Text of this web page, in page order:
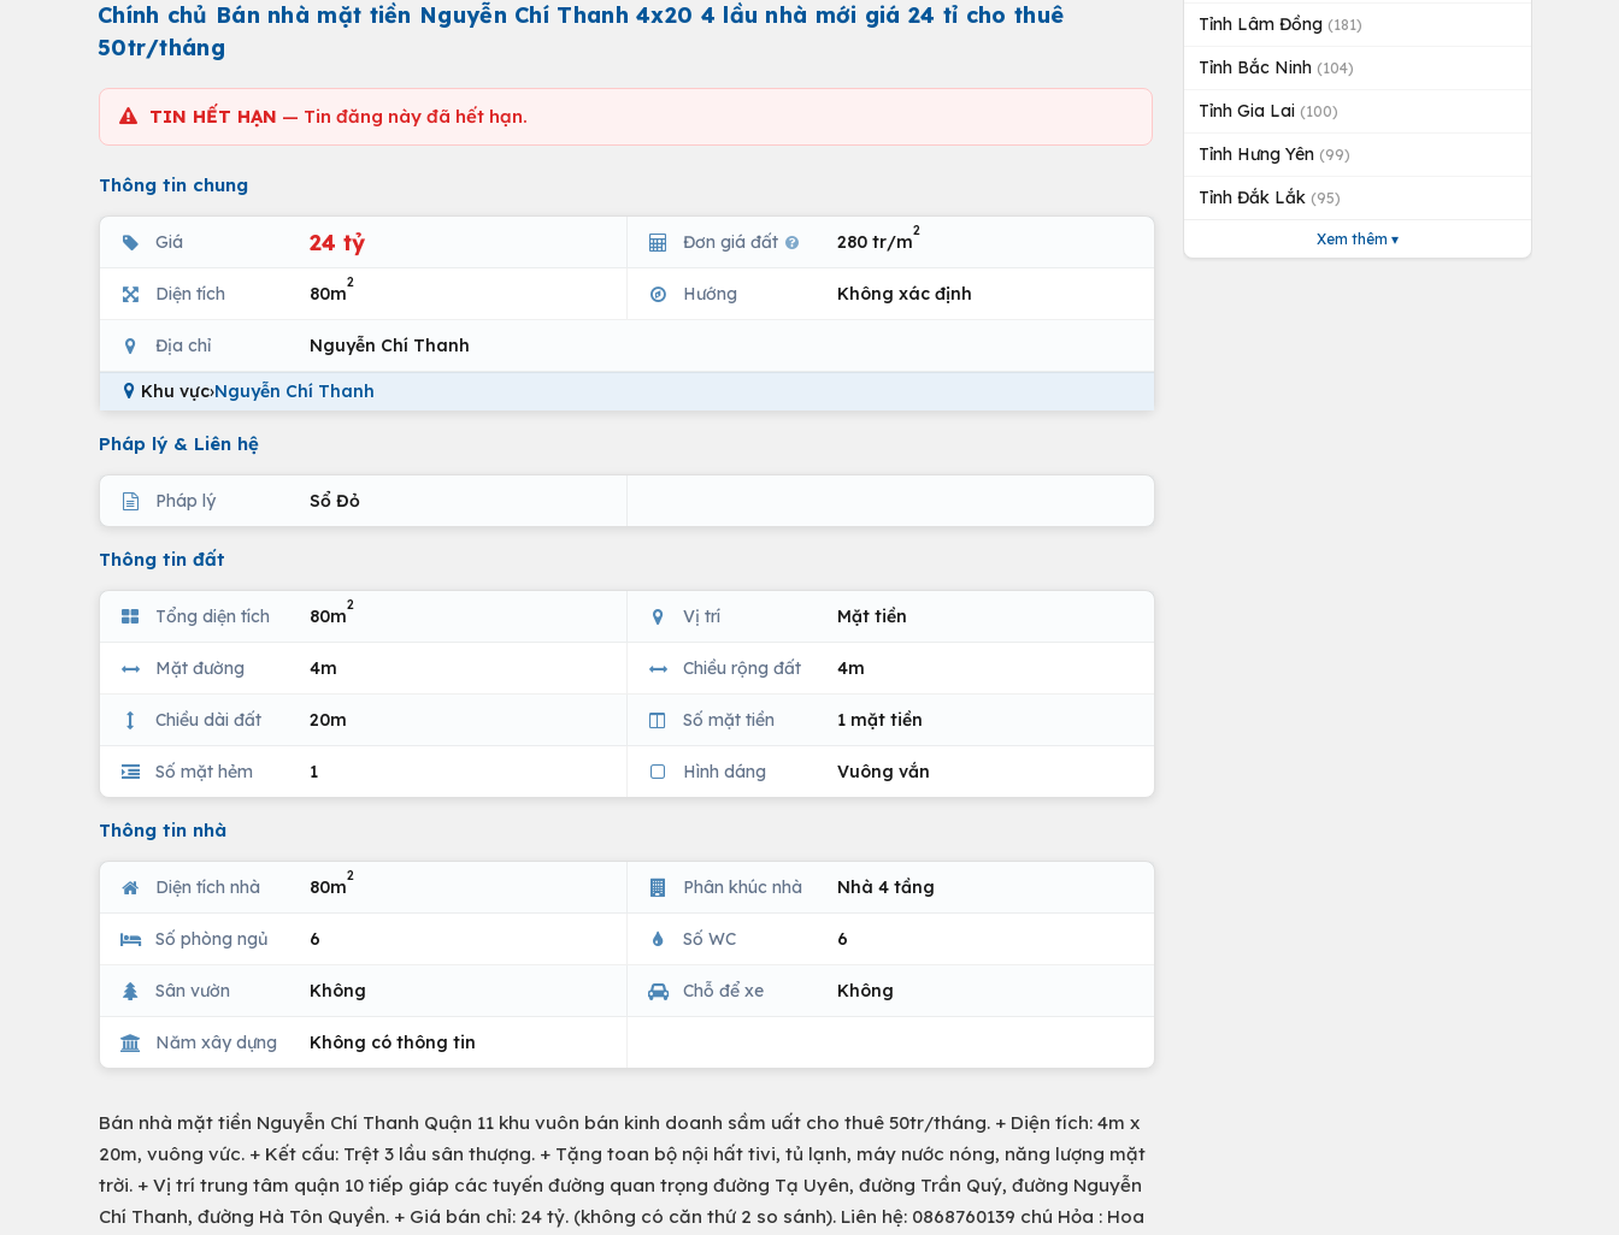
Chính chủ Bán nhà mặt tiền Nguyễn Chí Thanh 4x20 4 lầu nhà mới giá 24 tỉ cho thuê
50tr/tháng
TIN HẾT HẠN — Tin đăng này đã hết hạn.
Thông tin chung
Giá 24 tỷ Đơn giá đất 280 tr/m
2
Diện tích 80m
2
Hướng Không xác định
Địa chỉ Nguyễn Chí Thanh
Khu vực›Nguyễn Chí Thanh
Pháp lý & Liên hệ
Pháp lý Sổ Đỏ
Thông tin đất
Tổng diện tích 80m
2
Vị trí Mặt tiền
Mặt đường 4m Chiều rộng đất 4m
Chiều dài đất 20m Số mặt tiền 1 mặt tiền
Số mặt hẻm 1 Hình dáng Vuông vắn
Thông tin nhà
Diện tích nhà 80m
2
Phân khúc nhà Nhà 4 tầng
Số phòng ngủ 6 Số WC 6
Sân vườn Không Chỗ để xe Không
Năm xây dựng Không có thông tin
Bán nhà mặt tiền Nguyễn Chí Thanh Quận 11 khu vuôn bán kinh doanh sầm uất cho thuê 50tr/tháng. + Diện tích: 4m x
20m, vuông vức. + Kết cấu: Trệt 3 lầu sân thượng. + Tặng toan bộ nội hất tivi, tủ lạnh, máy nước nóng, năng lượng mặt
trời. + Vị trí trung tâm quận 10 tiếp giáp các tuyến đường quan trọng đường Tạ Uyên, đường Trần Quý, đường Nguyễn
Chí Thanh, đường Hà Tôn Quyền. + Giá bán chỉ: 24 tỷ. (không có căn thứ 2 so sánh). Liên hệ: 0868760139 chú Hỏa : Hoa
Tỉnh Lâm Đồng (181)
Tỉnh Bắc Ninh (104)
Tỉnh Gia Lai (100)
Tỉnh Hưng Yên (99)
Tỉnh Đắk Lắk (95)
Xem thêm ▾